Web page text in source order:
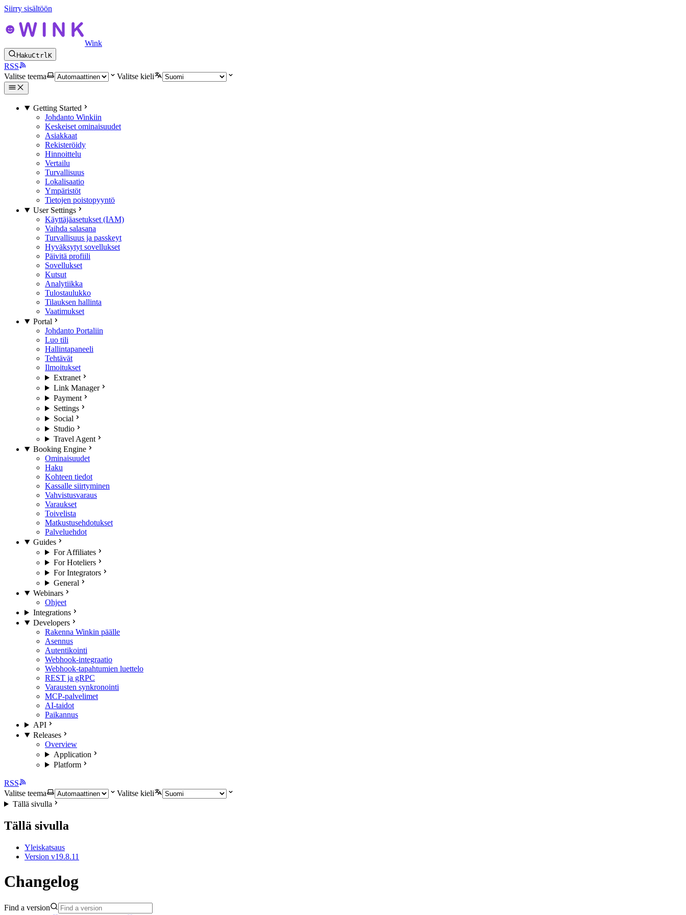
Siirry sisältöön
Wink
HakuCtrlK
RSS
Valitse teema
Valitse kieli
Getting Started
Johdanto Winkiin
Keskeiset ominaisuudet
Asiakkaat
Rekisteröidy
Hinnoittelu
Vertailu
Turvallisuus
Lokalisaatio
Ympäristöt
Tietojen poistopyyntö
User Settings
Käyttäjäasetukset (IAM)
Vaihda salasana
Turvallisuus ja passkeyt
Hyväksytyt sovellukset
Päivitä profiili
Sovellukset
Kutsut
Analytiikka
Tulostaulukko
Tilauksen hallinta
Vaatimukset
Portal
Johdanto Portaliin
Luo tili
Hallintapaneeli
Tehtävät
Ilmoitukset
Extranet
Link Manager
Payment
Settings
Social
Studio
Travel Agent
Booking Engine
Ominaisuudet
Haku
Kohteen tiedot
Kassalle siirtyminen
Vahvistusvaraus
Varaukset
Toivelista
Matkustusehdotukset
Palveluehdot
Guides
For Affiliates
For Hoteliers
For Integrators
General
Webinars
Ohjeet
Integrations
Developers
Rakenna Winkin päälle
Asennus
Autentikointi
Webhook-integraatio
Webhook-tapahtumien luettelo
REST ja gRPC
Varausten synkronointi
MCP-palvelimet
AI-taidot
Paikannus
API
Releases
Overview
Application
Platform
RSS
Valitse teema
Valitse kieli
Tällä sivulla
Tällä sivulla
Yleiskatsaus
Version v19.8.11
Changelog
Find a version